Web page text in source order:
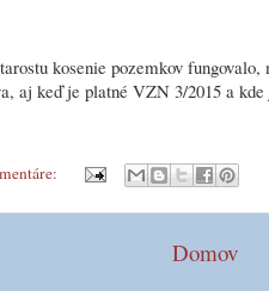
kosenie pozemkov
, aj keď je platné VZN 3/2015 a kde
Domov